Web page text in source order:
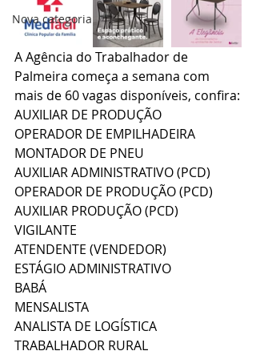
Nova categoria
A Agência do Trabalhador de
Palmeira começa a semana com
mais de 60 vagas disponíveis, confira:
AUXILIAR DE PRODUÇÃO
OPERADOR DE EMPILHADEIRA
MONTADOR DE PNEU
AUXILIAR ADMINISTRATIVO (PCD)
OPERADOR DE PRODUÇÃO (PCD)
AUXILIAR PRODUÇÃO (PCD)
VIGILANTE
ATENDENTE (VENDEDOR)
ESTÁGIO ADMINISTRATIVO
BABÁ
MENSALISTA
ANALISTA DE LOGÍSTICA
TRABALHADOR RURAL